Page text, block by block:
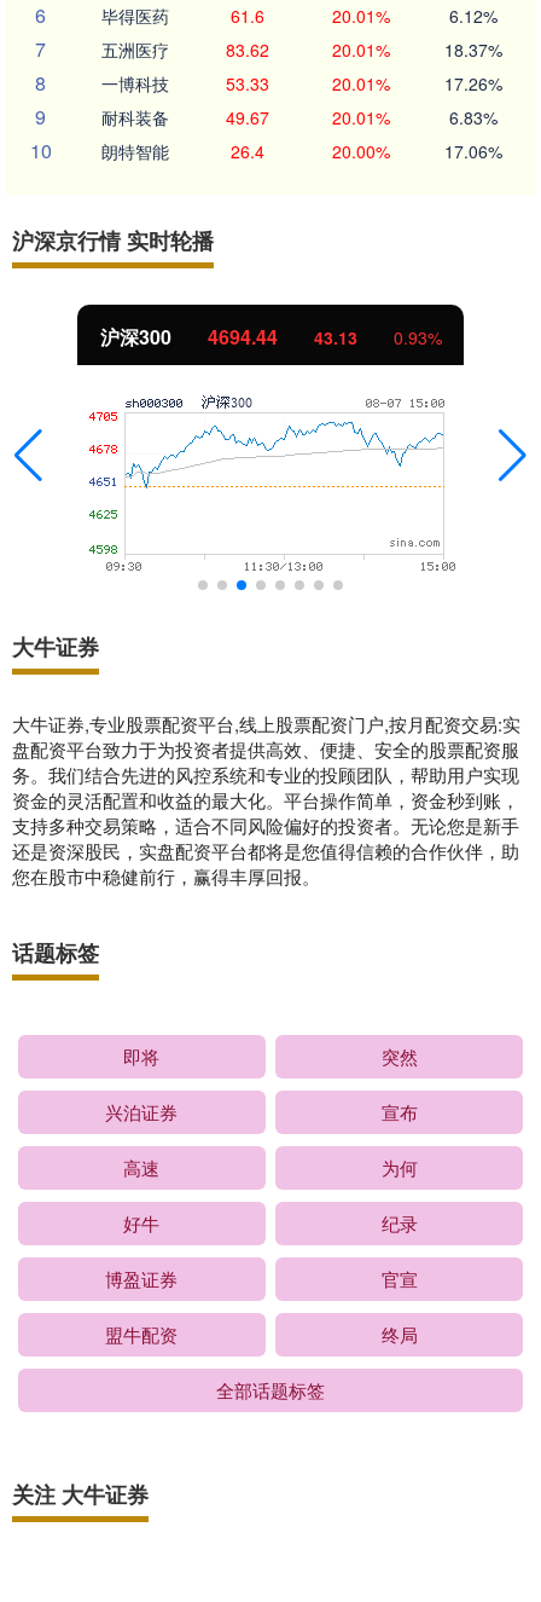
6 毕得医药 61.6 20.01% 6.12%
7 五洲医疗 83.62 20.01% 18.37%
8 一博科技 53.33 20.01% 17.26%
9 耐科装备 49.67 20.01% 6.83%
10 朗特智能 26.4 20.00% 17.06%
沪深京行情 实时轮播
4694.44 43.13 0.93%
大牛证券
大牛证券,专业股票配资平台,线上股票配资门户,按月配资交易:实
盘配资平台致力于为投资者提供高效、便捷、安全的股票配资服
务。我们结合先进的风控系统和专业的投顾团队，帮助用户实现
资金的灵活配置和收益的最大化。平台操作简单，资金秒到账，
支持多种交易策略，适合不同风险偏好的投资者。无论您是新手
还是资深股民，实盘配资平台都将是您值得信赖的合作伙伴，助
您在股市中稳健前行，赢得丰厚回报。
话题标签
即将 突然
兴泊证券 宣布
高速 为何
好牛 纪录
博盈证券 官宣
盟牛配资 终局
全部话题标签
关注 大牛证券